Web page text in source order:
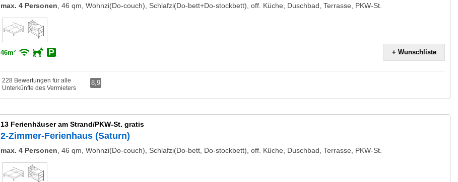
max. 4 Personen, 46 qm, Wohnzi(Do-couch), Schlafzi(Do-bett+Do-stockbett), off. Küche, Duschbad, Terrasse, PKW-St.
46m² + Wunschliste
228 Bewertungen für alle
Unterkünfte des Vermieters
8,9
13 Ferienhäuser am Strand/PKW-St. gratis
2-Zimmer-Ferienhaus (Saturn)
max. 4 Personen, 46 qm, Wohnzi(Do-couch), Schlafzi(Do-bett, Do-stockbett), off. Küche, Duschbad, Terrasse, PKW-St.